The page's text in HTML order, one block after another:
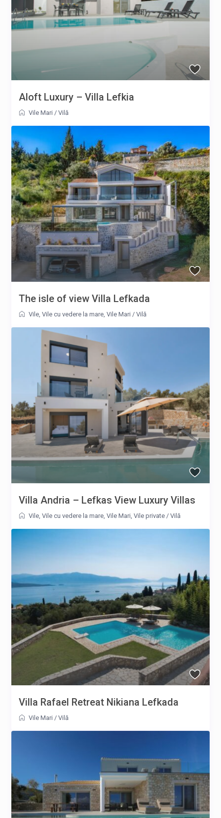
Aloft Luxury – Villa Lefkia
Vile Mari /Vilă
The isle of view Villa Lefkada
Vile ,Vile cu vedere la mare ,Vile Mari /Vilă
Villa Andria – Lefkas View Luxury Villas
Vile,Vile cu vedere la mare,Vile Mari,Vile private /Vilă
Villa Rafael Retreat Nikiana Lefkada
Vile Mari /Vilă